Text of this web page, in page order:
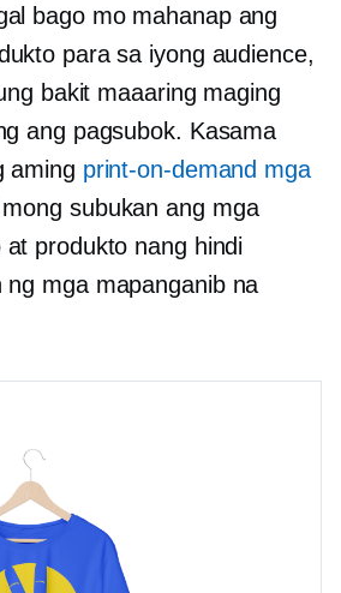
bago mo mahanap ang
para sa iyong audience,
bakit maaaring maging
ang pagsubok. Kasama
aming print-on-demand mga
subukan ang mga
at produkto nang hindi
ng mga mapanganib na